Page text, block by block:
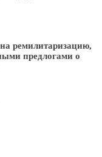
ремилитаризацию,
предлогами о